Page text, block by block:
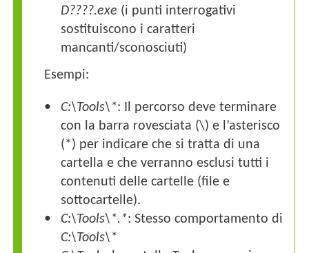
D????.exe (i punti interrogativi
sostituiscono i caratteri
mancanti/sconosciuti)
Esempi:
C:\Tools\*: Il percorso deve terminare
con la barra rovesciata (\) e l’asterisco
(*) per indicare che si tratta di una
cartella e che verranno esclusi tutti i
contenuti delle cartelle (file e
sottocartelle).
C:\Tools\*.*: Stesso comportamento di
C:\Tools\*